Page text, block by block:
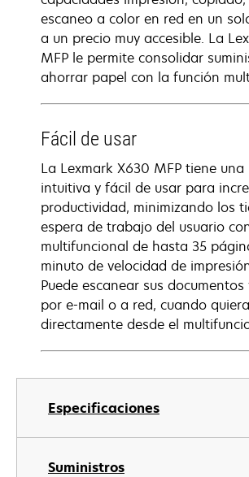
Especificaciones
Suministros
escaneo a color en red en un
a un precio muy accesible. La
MFP le permite consolidar
ahorrar papel con la función
Fácil de usar
La Lexmark X630 MFP tiene
intuitiva y fácil de usar para
productividad, minimizando los
espera de trabajo del usuario
multifuncional de hasta 35
minuto de velocidad de
Puede escanear sus
por e-mail o a red, cuando
directamente desde el